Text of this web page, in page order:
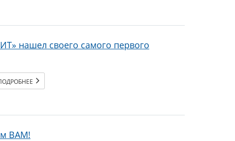
нашел своего самого первого
ВАМ!